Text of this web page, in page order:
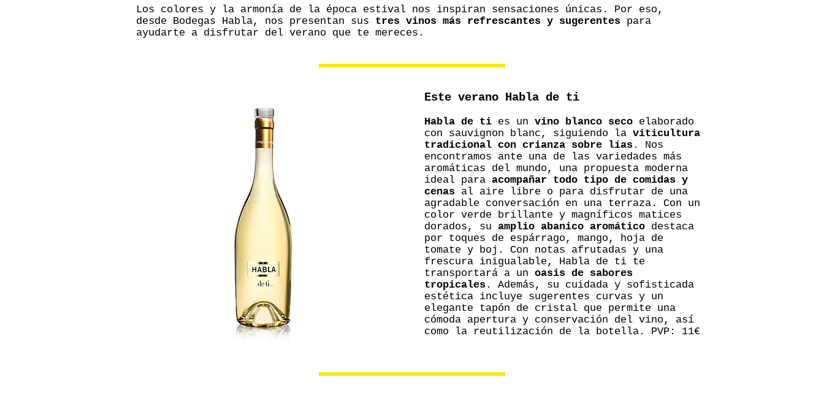
Los colores y la armonía de la época estival nos inspiran sensaciones únicas. Por eso,
desde Bodegas Habla, nos presentan sus tres vinos más refrescantes y sugerentes para
ayudarte a disfrutar del verano que te mereces.
Este verano Habla de ti
Habla de ti es un vino blanco seco elaborado
con sauvignon blanc, siguiendo la viticultura
tradicional con crianza sobre lías . Nos
encontramos ante una de las variedades más
aromáticas del mundo, una propuesta moderna
ideal para acompañar todo tipo de comidas y
cenas al aire libre o para disfrutar de una
agradable conversación en una terraza. Con un
color verde brillante y magníficos matices
dorados, su amplio abanico aromático destaca
por toques de espárrago, mango, hoja de
tomate y boj. Con notas afrutadas y una
frescura inigualable, Habla de ti te
transportará a un oasis de sabores
tropicales . Además, su cuidada y sofisticada
estética incluye sugerentes curvas y un
elegante tapón de cristal que permite una
cómoda apertura y conservación del vino, así
como la reutilización de la botella. PVP: 11€